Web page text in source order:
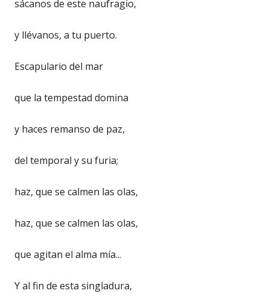
sácanos de este naufragio,
y llévanos, a tu puerto.
Escapulario del mar
que la tempestad domina
y haces remanso de paz,
del temporal y su furia;
haz, que se calmen las olas,
haz, que se calmen las olas,
que agitan el alma mía...
Y al fin de esta singladura,